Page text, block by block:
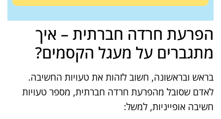
הפרעת חרדה חברתית – איך
מתגברים על מעגל הקסמים?
בראש ובראשונה, חשוב לזהות את טעויות החשיבה.
לאדם שסובל מהפרעת חרדה חברתית, מספר טעויות
חשיבה אופייניות, למשל: